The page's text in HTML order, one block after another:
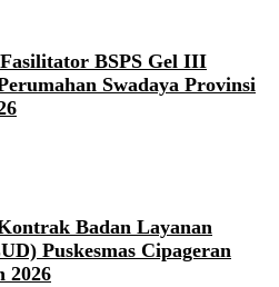
BSPS Gel III
Swadaya Provinsi
Badan Layanan
Puskesmas Cipageran
2026